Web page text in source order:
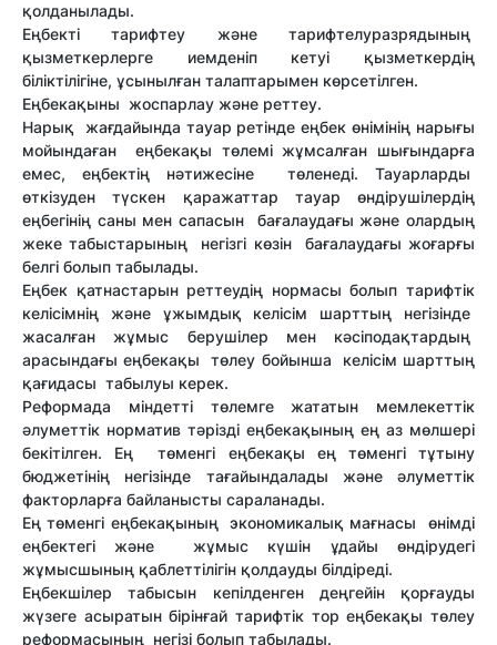
қолданылады.
Еңбекті тарифтеу және тарифтелуразрядының
қызметкерлерге иемденіп кетуі қызметкердің
біліктілігіне, ұсынылған талаптарымен көрсетілген.
Еңбекақыны жоспарлау және реттеу.
Нарық жағдайында тауар ретінде еңбек өнімінің нарығы
мойындаған еңбекақы төлемі жұмсалған шығындарға
емес, еңбектің нәтижесіне төленеді. Тауарларды
өткізуден түскен қаражаттар тауар өндірушілердің
еңбегінің саны мен сапасын бағалаудағы және олардың
жеке табыстарының негізгі көзін бағалаудағы жоғарғы
белгі болып табылады.
Еңбек қатнастарын реттеудің нормасы болып тарифтік
келісімнің және ұжымдық келісім шарттың негізінде
жасалған жұмыс берушілер мен кәсіподақтардың
арасындағы еңбекақы төлеу бойынша келісім шарттың
қағидасы табылуы керек.
Реформада міндетті төлемге жататын мемлекеттік
әлуметтік норматив тәрізді еңбекақының ең аз мөлшері
бекітілген. Ең төменгі еңбекақы ең төменгі тұтыну
бюджетінің негізінде тағайындалады және әлуметтік
факторларға байланысты сараланады.
Ең төменгі еңбекақының экономикалық мағнасы өнімді
еңбектегі және жұмыс күшін ұдайы өндірудегі
жұмысшының қаблеттілігін қолдауды білдіреді.
Еңбекшілер табысын кепілденген деңгейін қорғауды
жүзеге асыратын бірінғай тарифтік тор еңбекақы төлеу
реформасының негізі болып табылады.